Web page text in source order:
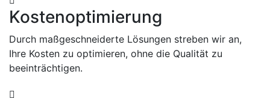
Kostenoptimierung
Durch maßgeschneiderte Lösungen streben wir an,
Ihre Kosten zu optimieren, ohne die Qualität zu
beeinträchtigen.